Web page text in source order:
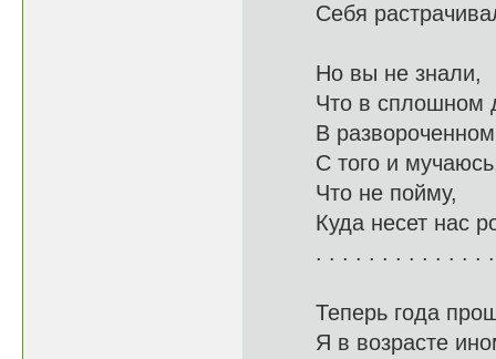
Себя
Но вы не знали,
Что в
В
С того и
Что
Куда несет
. . . . . . . . . . . . . .
Теперь года
Я в